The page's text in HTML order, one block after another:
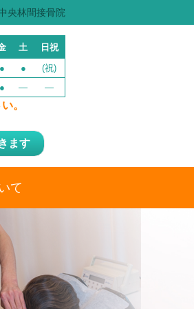
央林間接骨院
土 日祝
● ● (祝)
● — —
。
ます
て